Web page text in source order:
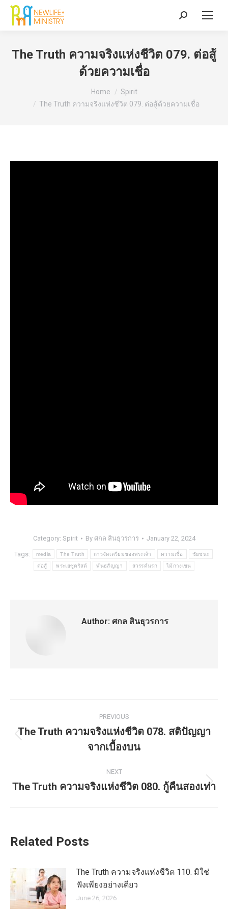
Search:
The Truth ความจริงแห่งชีวิต 079. ต่อสู้
ด้วยความเชื่อ
Home
Spirit
The Truth ความจริงแห่งชีวิต 079. ต่อสู้ด้วยความเชื่อ
Category: Spirit By ศกล สินธุวรการ January 22, 2024
Tags: media The Truth การจัดเตรียมของพระเจ้า ความเชื่อ ชัยชนะ
ต่อสู้ พระเยซูคริสต์ พันธสัญญา สวรรค์นรก ไม้กางเขน
Author: ศกล สินธุวรการ
navigation
PREVIOUS
Previous
post:
The Truth ความจริงแห่งชีวิต 078. สติปัญญา
จากเบื้องบน
NEXT
Next
The Truth ความจริงแห่งชีวิต 080. กู้คืนสองเท่า
Related Posts
The Truth ความจริงแห่งชีวิต 110. มิใช่
ฟังเพียงอย่างเดียว
June 26, 2026